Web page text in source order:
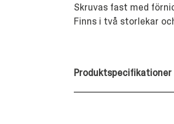
Skruvas fast med
Finns i två storlekar
Produktspecifikationer